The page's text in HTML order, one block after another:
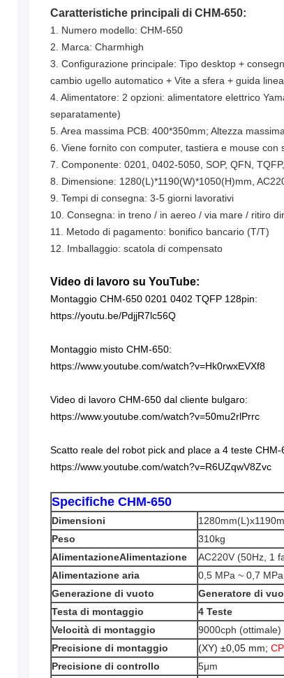
Caratteristiche principali di CHM-650:
1. Numero modello: CHM-650
2. Marca: Charmhigh
3. Configurazione principale: Tipo desktop +
cambio ugello automatico + Vite a sfera + guida
4. Alimentatore: 2 opzioni: alimentatore elettrico
separatamente)
5. Area massima PCB: 400*350mm; Altezza
6. Viene fornito con computer, tastiera e mouse con
7. Componente: 0201, 0402-5050, SOP, QFN,
8. Dimensione: 1280(L)*1190(W)*1050(H)mm,
9. Tempi di consegna: 3-5 giorni lavorativi
10. Consegna: in treno / in aereo / via mare / ritiro
11. Metodo di pagamento: bonifico bancario (T/T)
12. Imballaggio: scatola di compensato
Video di lavoro su YouTube:
Montaggio CHM-650 0201 0402 TQFP 128pin:
https://youtu.be/PdjjR7lc56Q
Montaggio misto CHM-650:
https://www.youtube.com/watch?v=Hk0rwxEVXf8
Video di lavoro CHM-650 dal cliente bulgaro:
https://www.youtube.com/watch?v=50mu2rlPrrc
Scatto reale del robot pick and place a 4 teste
https://www.youtube.com/watch?v=R6UZqwV8Zvc
Specifiche CHM-650
Dimensioni
Peso
310kg
AlimentazioneAlimentazione
AC220V (50Hz, 1
Alimentazione aria
0,5 MPa ~ 0,7 MPa
Generazione di vuoto
Generatore di
Testa di montaggio
4 Teste
Velocità di montaggio
9000cph (ottimale)
Precisione di montaggio
(XY) ±0,05 mm;
Precisione di controllo
5μm